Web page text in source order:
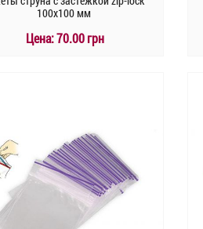
100х100 мм
Цена:70.00 грн